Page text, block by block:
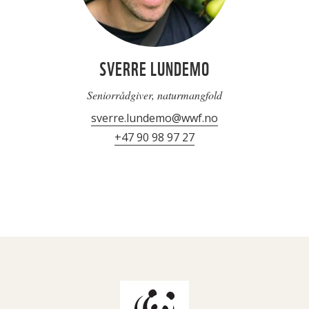
SVERRE LUNDEMO
Seniorrådgiver, naturmangfold
sverre.lundemo@wwf.no
+47 90 98 97 27